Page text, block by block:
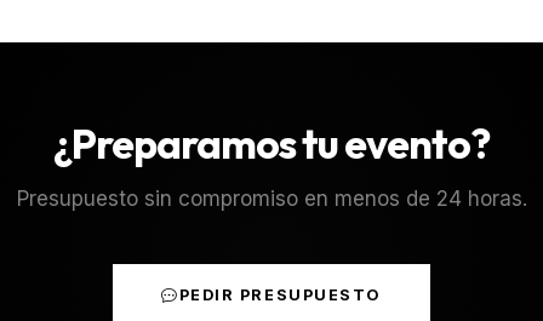
¿Preparamos tu evento?
Presupuesto sin compromiso en menos de 24 horas.
PEDIR PRESUPUESTO